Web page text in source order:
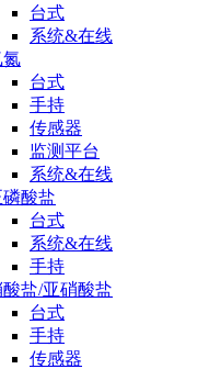
台式
系统&在线
氮
台式
手持
传感器
监测平台
系统&在线
磷酸盐
台式
系统&在线
手持
酸盐/亚硝酸盐
台式
手持
传感器